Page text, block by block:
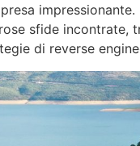
sfide incontrate,
di reverse